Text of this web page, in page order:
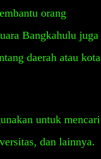
orang
Bangkahulu juga
daerah atau kota
untuk mencari
dan lainnya.